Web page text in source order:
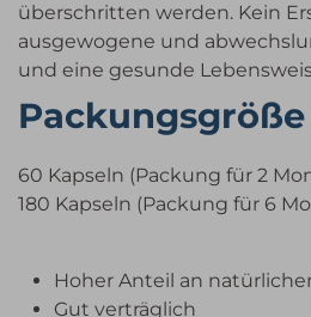
überschritten werden. Kein
ausgewogene und
und eine gesunde
Packungsgröße
60 Kapseln (Packung für 2
180 Kapseln (Packung für 6
Hoher Anteil an
Gut verträglich